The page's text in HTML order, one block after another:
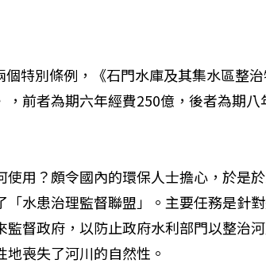
特別條例，《石門水庫及其集水區整治
，前者為期六年經費250億，後者為期八
用？頗令國內的環保人士擔心，於是
水患治理監督聯盟」。主要任務是針
督政府，以防止政府水利部門以整治
喪失了河川的自然性。